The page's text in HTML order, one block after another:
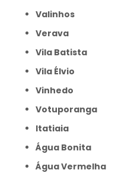
Valinhos
Verava
Vila Batista
Vila Élvio
Vinhedo
Votuporanga
itatiaia
Água Bonita
Água Vermelha